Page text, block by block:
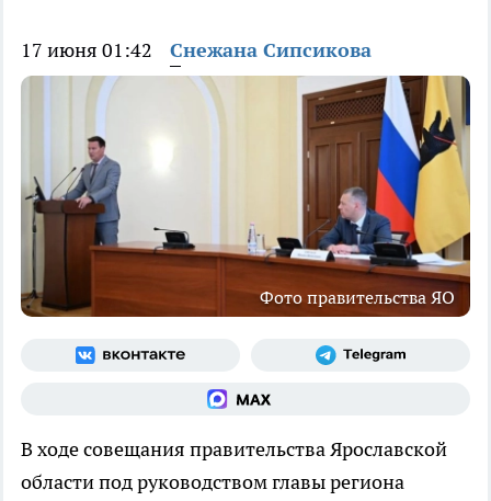
17 июня 01:42 Снежана Сипсикова
Фото правительства ЯО
В ходе совещания правительства Ярославской
области под руководством главы региона